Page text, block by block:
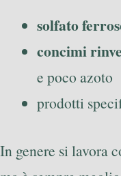
solfato
concimi
e poco azoto
prodotti
In genere si lavora